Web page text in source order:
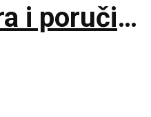
i poručio
i